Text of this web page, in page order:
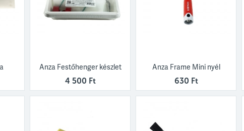
Anza Festőhenger készlet
4 500 Ft
Anza Frame Mini nyél
630 Ft